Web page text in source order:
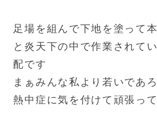
足場を組んで下地を塗って
と炎天下の中で作業されて
配です
まぁみんな私より若いであ
熱中症に気を付けて頑張っ